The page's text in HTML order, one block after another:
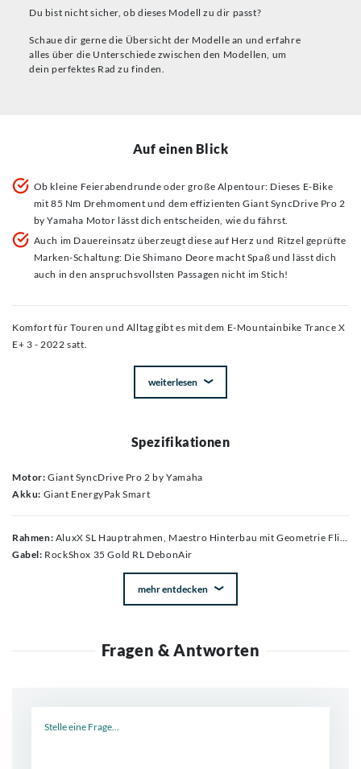
Du bist nicht sicher, ob dieses Modell zu dir passt?
Schaue dir gerne die Übersicht der Modelle an und erfahre
alles über die Unterschiede zwischen den Modellen, um
dein perfektes Rad zu finden.
Auf einen Blick
Ob kleine Feierabendrunde oder große Alpentour: Dieses E-Bike
mit 85 Nm Drehmoment und dem effizienten Giant SyncDrive Pro 2
by Yamaha Motor lässt dich entscheiden, wie du fährst.
Auch im Dauereinsatz überzeugt diese auf Herz und Ritzel geprüfte
Marken-Schaltung: Die Shimano Deore macht Spaß und lässt dich
auch in den anspruchsvollsten Passagen nicht im Stich!
Komfort für Touren und Alltag gibt es mit dem E-Mountainbike Trance X
E+ 3 - 2022 satt.
weiterlesen
Spezifikationen
Motor: Giant SyncDrive Pro 2 by Yamaha
Akku: Giant EnergyPak Smart
Rahmen: AluxX SL Hauptrahmen, Maestro Hinterbau mit Geometrie Flip-Chip, Carbon Umlenkwippe, Integrierter Speed Sensor, EnergyPak Plus kompatibel, 140mm Federweg, 12 x 148mm
Gabel: RockShox 35 Gold RL DebonAir
mehr entdecken
Fragen & Antworten